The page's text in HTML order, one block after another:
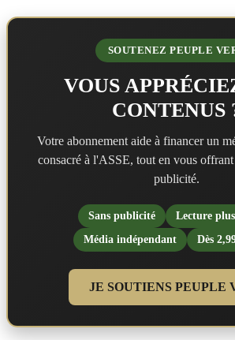
SOUTENEZ PEUPLE
VOUS
CONTENUS
Votre abonnement aide à financer un
consacré à l'ASSE, tout en vous offrant
publicité.
Sans publicité
Lecture
Média indépendant
Dès
JE SOUTIENS PEUPLE